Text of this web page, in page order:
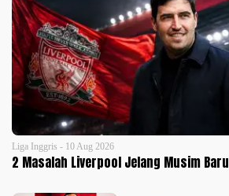
Liga Inggris - 10 Aug 2026
2 Masalah Liverpool Jelang Musim